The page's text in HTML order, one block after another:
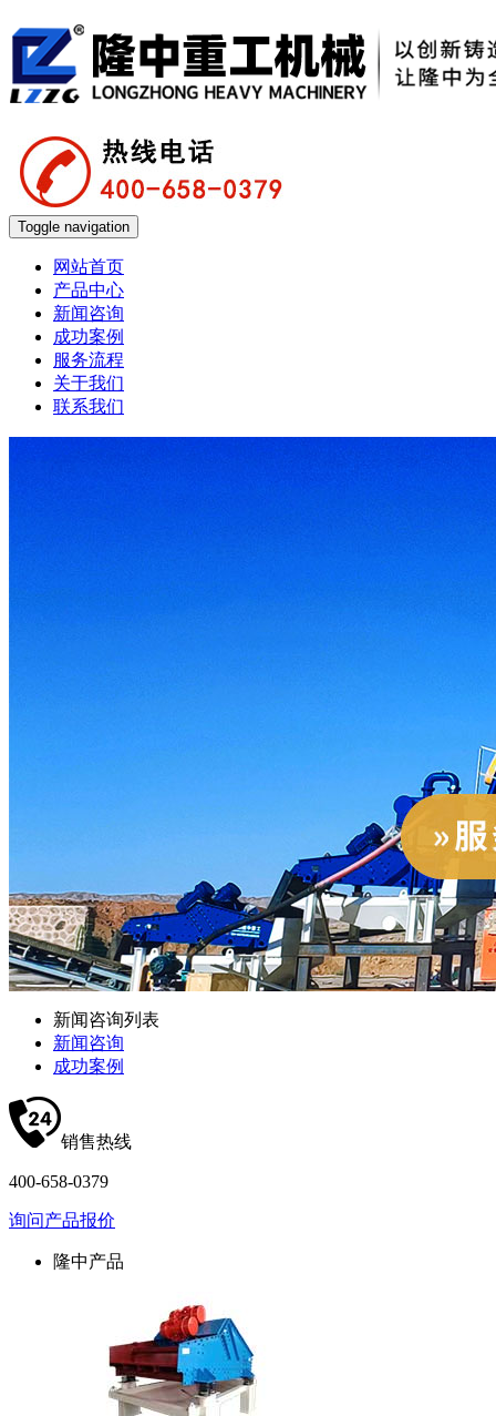
Toggle navigation
网站首页
产品中心
新闻咨询
成功案例
服务流程
关于我们
联系我们
新闻咨询列表
新闻咨询
成功案例
销售热线
400-658-0379
询问产品报价
隆中产品